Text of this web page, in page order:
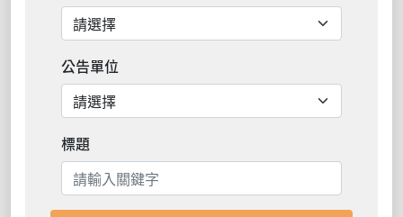
公告單位
標題
搜尋